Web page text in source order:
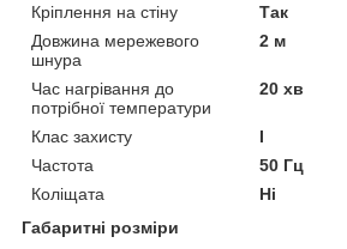
Кріплення на стіну
Так
Довжина мережевого
шнура
2 м
Час нагрівання до
потрібної температури
20 хв
Клас захисту
I
Частота
50 Гц
Коліщата
Ні
Габаритні розміри